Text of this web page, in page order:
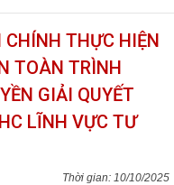
THỰC HIỆN
TOÀN TRÌNH
GIẢI QUYẾT
LĨNH VỰC TƯ
10/10/2025